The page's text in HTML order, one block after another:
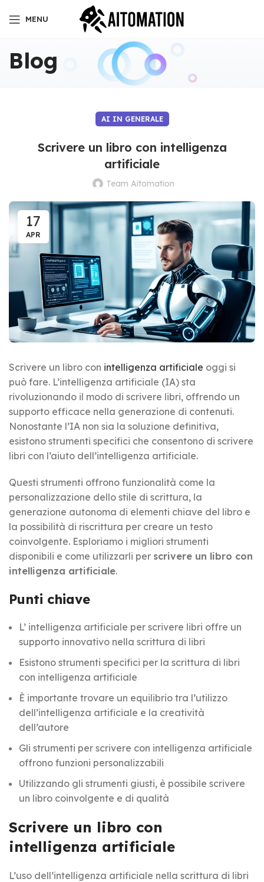
MENU
Blog
AI IN GENERALE
Scrivere un libro con intelligenza
artificiale
Team Aitomation
17
APR
Scrivere un libro con intelligenza artificiale oggi si
può fare. L’intelligenza artificiale (IA) sta
rivoluzionando il modo di scrivere libri, offrendo un
supporto efficace nella generazione di contenuti.
Nonostante l’IA non sia la soluzione definitiva,
esistono strumenti specifici che consentono di scrivere
libri con l’aiuto dell’intelligenza artificiale.
Questi strumenti offrono funzionalità come la
personalizzazione dello stile di scrittura, la
generazione autonoma di elementi chiave del libro e
la possibilità di riscrittura per creare un testo
coinvolgente. Esploriamo i migliori strumenti
disponibili e come utilizzarli per scrivere un libro con
intelligenza artificiale.
Punti chiave
L’ intelligenza artificiale per scrivere libri offre un
supporto innovativo nella scrittura di libri
Esistono strumenti specifici per la scrittura di libri
con intelligenza artificiale
È importante trovare un equilibrio tra l’utilizzo
dell’intelligenza artificiale e la creatività
dell’autore
Gli strumenti per scrivere con intelligenza artificiale
offrono funzioni personalizzabili
Utilizzando gli strumenti giusti, è possibile scrivere
un libro coinvolgente e di qualità
Scrivere un libro con
intelligenza artificiale
L’uso dell’intelligenza artificiale nella scrittura di libri